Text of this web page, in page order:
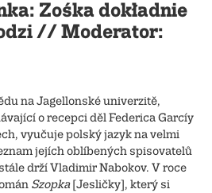
Zośka dokładnie
// Moderator:
na Jagellonské univerzitě,
o recepci děl Federica Garcíy
vyučuje polský jazyk na velmi
jejích oblíbených spisovatelů
drží Vladimir Nabokov. V roce
Szopka [Jesličky], který si